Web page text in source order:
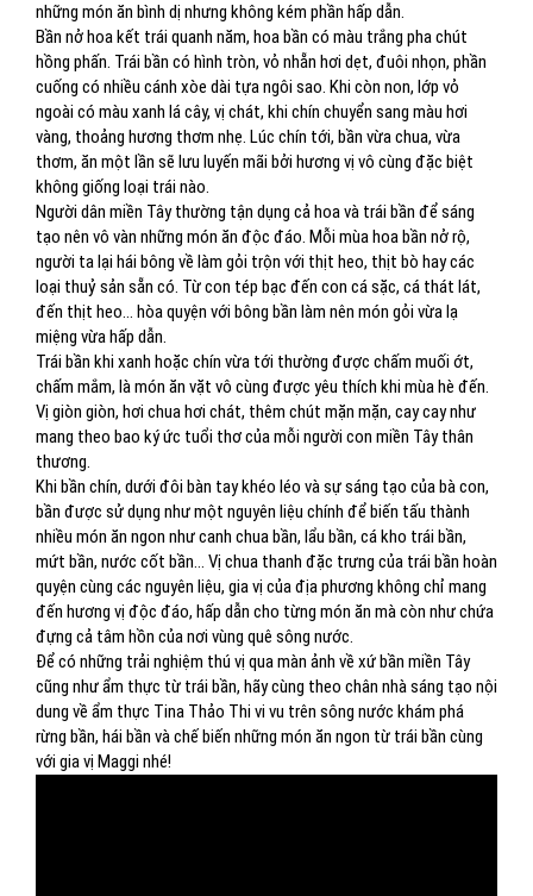
những món ăn bình dị nhưng không kém phần hấp dẫn.
Bần nở hoa kết trái quanh năm, hoa bần có màu trắng pha chút
hồng phấn. Trái bần có hình tròn, vỏ nhẵn hơi dẹt, đuôi nhọn, phần
cuống có nhiều cánh xòe dài tựa ngôi sao. Khi còn non, lớp vỏ
ngoài có màu xanh lá cây, vị chát, khi chín chuyển sang màu hơi
vàng, thoảng hương thơm nhẹ. Lúc chín tới, bần vừa chua, vừa
thơm, ăn một lần sẽ lưu luyến mãi bởi hương vị vô cùng đặc biệt
không giống loại trái nào.
Người dân miền Tây thường tận dụng cả hoa và trái bần để sáng
tạo nên vô vàn những món ăn độc đáo. Mỗi mùa hoa bần nở rộ,
người ta lại hái bông về làm gỏi trộn với thịt heo, thịt bò hay các
loại thuỷ sản sẵn có. Từ con tép bạc đến con cá sặc, cá thát lát,
đến thịt heo… hòa quyện với bông bần làm nên món gỏi vừa lạ
miệng vừa hấp dẫn.
Trái bần khi xanh hoặc chín vừa tới thường được chấm muối ớt,
chấm mắm, là món ăn vặt vô cùng được yêu thích khi mùa hè đến.
Vị giòn giòn, hơi chua hơi chát, thêm chút mặn mặn, cay cay như
mang theo bao ký ức tuổi thơ của mỗi người con miền Tây thân
thương.
Khi bần chín, dưới đôi bàn tay khéo léo và sự sáng tạo của bà con,
bần được sử dụng như một nguyên liệu chính để biến tấu thành
nhiều món ăn ngon như canh chua bần, lẩu bần, cá kho trái bần,
mứt bần, nước cốt bần… Vị chua thanh đặc trưng của trái bần hoàn
quyện cùng các nguyên liệu, gia vị của địa phương không chỉ mang
đến hương vị độc đáo, hấp dẫn cho từng món ăn mà còn như chứa
đựng cả tâm hồn của nơi vùng quê sông nước.
Để có những trải nghiệm thú vị qua màn ảnh về xứ bần miền Tây
cũng như ẩm thực từ trái bần, hãy cùng theo chân nhà sáng tạo nội
dung về ẩm thực Tina Thảo Thi vi vu trên sông nước khám phá
rừng bần, hái bần và chế biến những món ăn ngon từ trái bần cùng
với gia vị Maggi nhé!